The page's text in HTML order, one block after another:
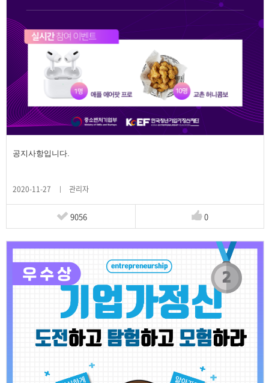
공지사항입니다.
2020-11-27 관리자
9056 0